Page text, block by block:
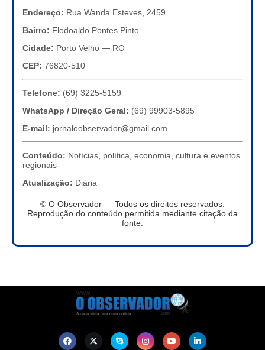
Endereço: Rua Wanda Esteves, 2459
Bairro: Flodoaldo Pontes Pinto
Cidade: Porto Velho — RO
CEP: 76820-510
Telefone: (69) 3225-5159
WhatsApp / Direção Geral: (69) 99903-5895
E-mail: jornaloobservador@gmail.com
Conteúdo: Notícias, política, economia, cultura e eventos
regionais
Atualização: Diária
© O Observador — Todos os direitos reservados.
Reprodução do conteúdo permitida mediante citação da
fonte.